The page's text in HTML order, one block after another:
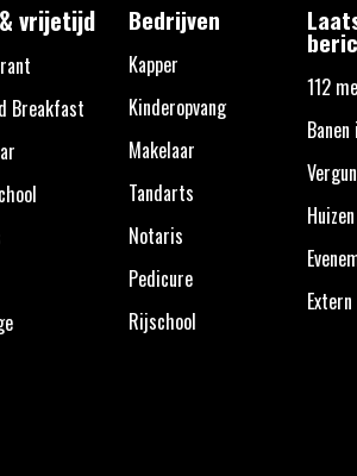
vrijetijd
Breakfast
Bedrijven
Kapper
Kinderopvang
Makelaar
Tandarts
Notaris
Pedicure
Rijschool
112